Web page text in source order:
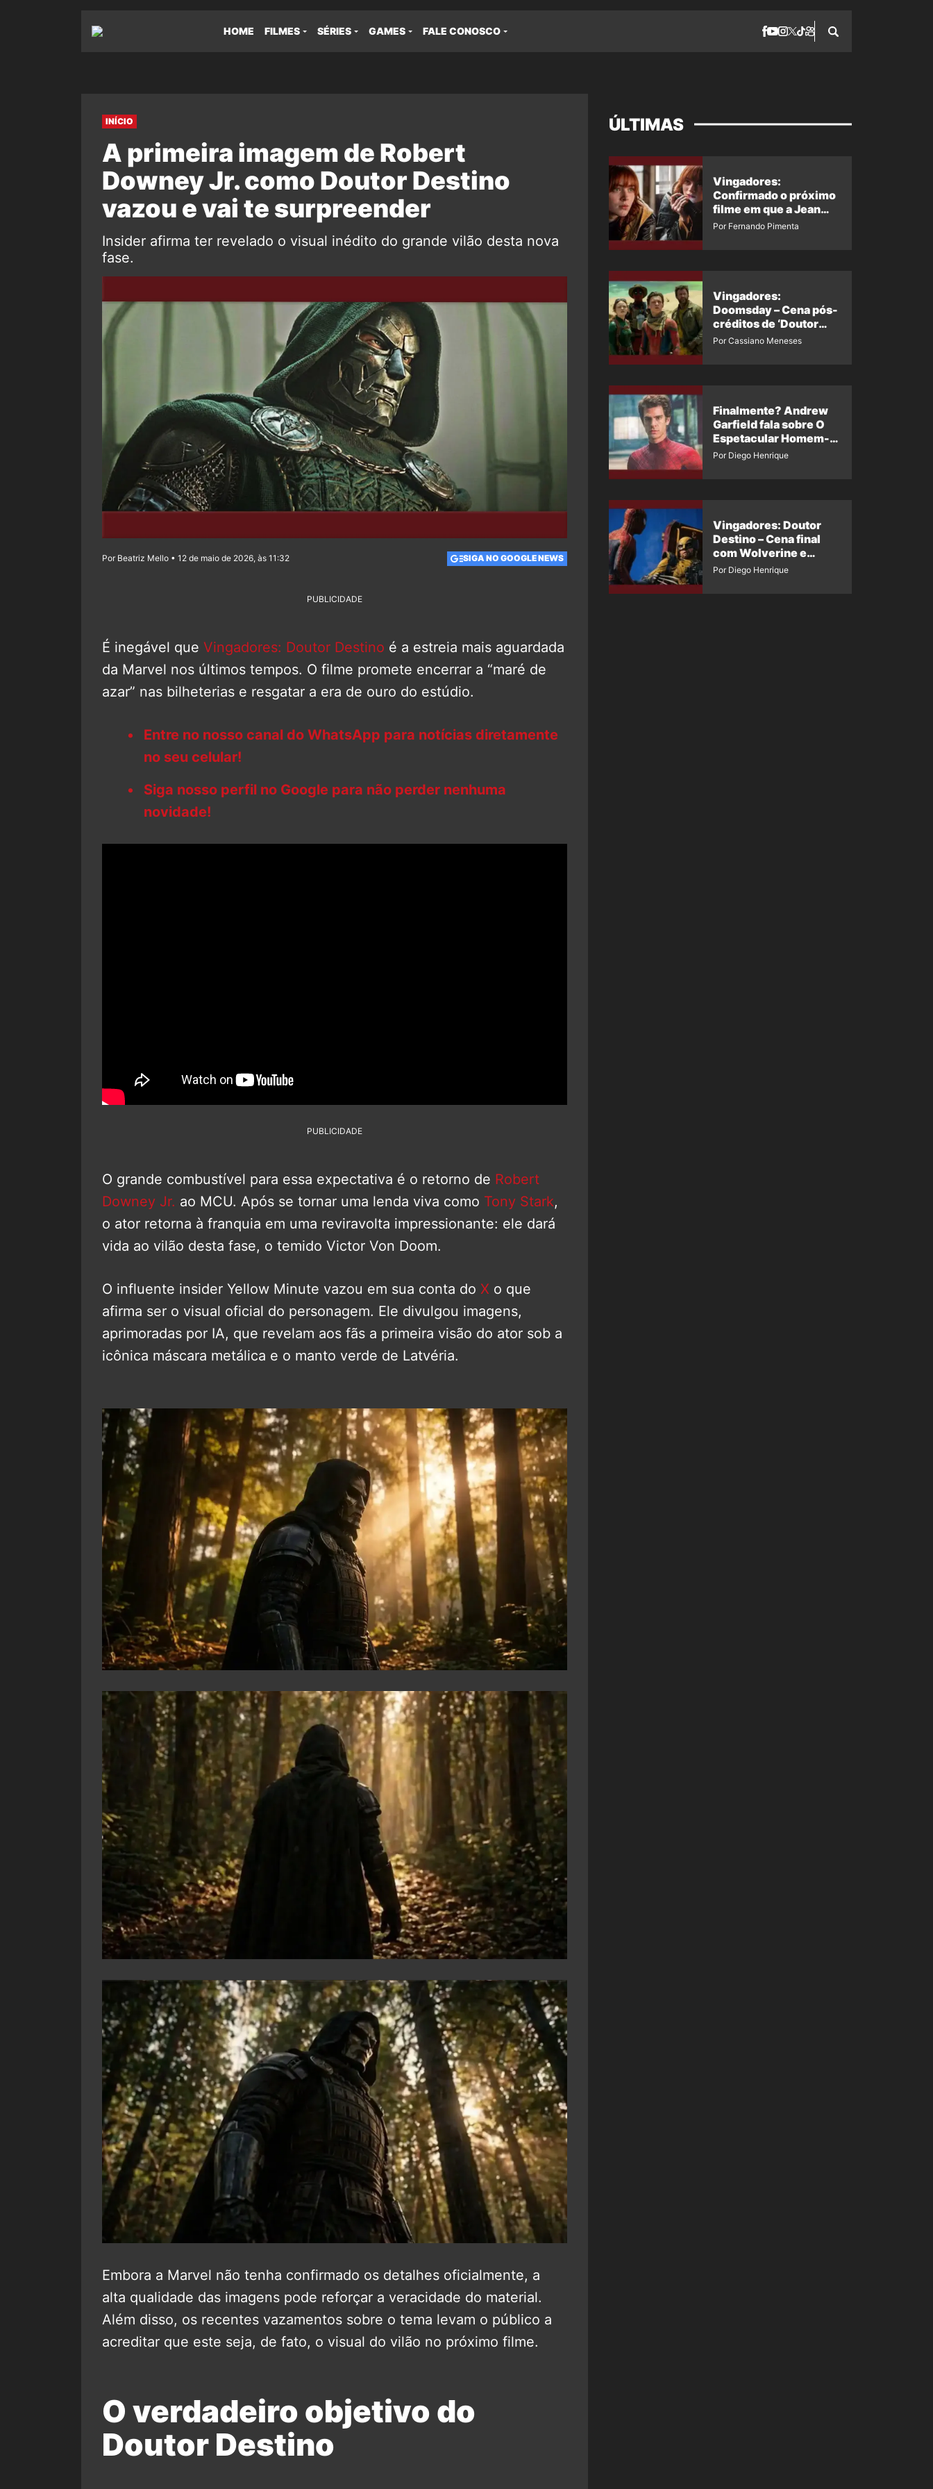
HOME FILMES SÉRIES GAMES FALE CONOSCO
INÍCIO
A primeira imagem de Robert
Downey Jr. como Doutor Destino
vazou e vai te surpreender
Insider afirma ter revelado o visual inédito do grande vilão desta nova
fase.
Por Beatriz Mello • 12 de maio de 2026, às 11:32 SIGA NO GOOGLE NEWS
PUBLICIDADE
É inegável que Vingadores: Doutor Destino é a estreia mais aguardada
da Marvel nos últimos tempos. O filme promete encerrar a “maré de
azar” nas bilheterias e resgatar a era de ouro do estúdio.
Entre no nosso canal do WhatsApp para notícias diretamente
no seu celular!
Siga nosso perfil no Google para não perder nenhuma
novidade!
PUBLICIDADE
O grande combustível para essa expectativa é o retorno de Robert
Downey Jr. ao MCU. Após se tornar uma lenda viva como Tony Stark,
o ator retorna à franquia em uma reviravolta impressionante: ele dará
vida ao vilão desta fase, o temido Victor Von Doom.
O influente insider Yellow Minute vazou em sua conta do X o que
afirma ser o visual oficial do personagem. Ele divulgou imagens,
aprimoradas por IA, que revelam aos fãs a primeira visão do ator sob a
icônica máscara metálica e o manto verde de Latvéria.
Embora a Marvel não tenha confirmado os detalhes oficialmente, a
alta qualidade das imagens pode reforçar a veracidade do material.
Além disso, os recentes vazamentos sobre o tema levam o público a
acreditar que este seja, de fato, o visual do vilão no próximo filme.
O verdadeiro objetivo do
Doutor Destino
ÚLTIMAS
Vingadores:
Confirmado o próximo
filme em que a Jean
Grey irá aparecer
Por Fernando Pimenta
Vingadores:
Doomsday – Cena pós-
créditos de ‘Doutor
Destino’ é revelada
Por Cassiano Meneses
Finalmente? Andrew
Garfield fala sobre O
Espetacular Homem-
Aranha 3
Por Diego Henrique
Vingadores: Doutor
Destino – Cena final
com Wolverine e
Homem-Aranha de
Por Diego Henrique